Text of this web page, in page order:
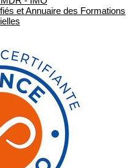
et Annuaire des Formations